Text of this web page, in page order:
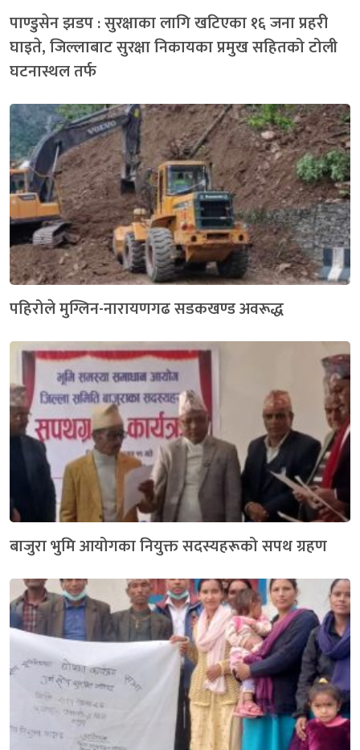
पाण्डुसेन झडप : सुरक्षाका लागि खटिएका १६ जना प्रहरी
घाइते, जिल्लाबाट सुरक्षा निकायका प्रमुख सहितको टोली
घटनास्थल तर्फ
पहिरोले मुग्लिन-नारायणगढ सडकखण्ड अवरूद्ध
बाजुरा भुमि आयोगका नियुक्त सदस्यहरूको सपथ ग्रहण